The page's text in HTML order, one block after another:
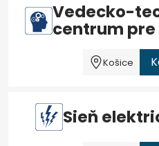
Vedecko-
centrum
Košice
Sieň